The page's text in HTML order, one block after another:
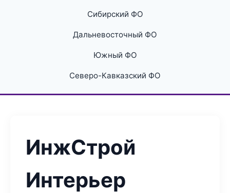
Сибирский ФО
Дальневосточный ФО
Южный ФО
Северо-Кавказский ФО
ИнжСтрой
Интерьер